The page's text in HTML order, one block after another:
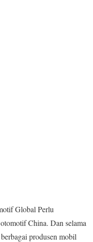
Global Perlu
China. Dan selama
produsen mobil